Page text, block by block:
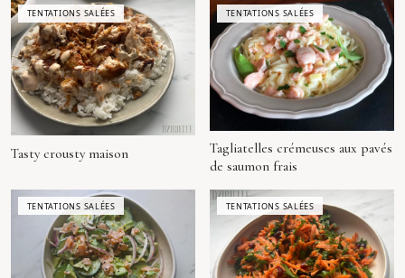
TENTATIONS SALÉES
Tasty crousty maison
TENTATIONS SALÉES
Tagliatelles crémeuses aux pavés
de saumon frais
TENTATIONS SALÉES TENTATIONS SALÉES